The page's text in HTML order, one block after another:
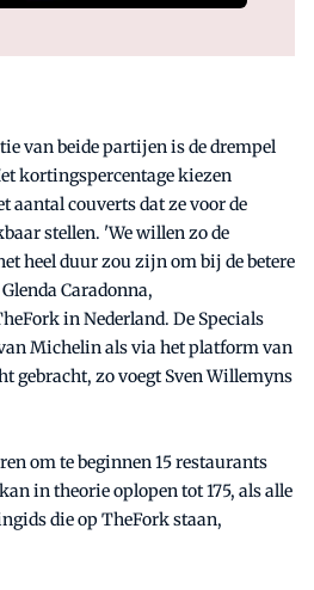
van beide partijen is de drempel
kortingspercentage kiezen
aantal couverts dat ze voor de
stellen. 'We willen zo de
heel duur zou zijn om bij de betere
Caradonna,
in Nederland. De Specials
Michelin als via het platform van
gebracht, zo voegt Sven Willemyns
om te beginnen 15 restaurants
in theorie oplopen tot 175, als alle
die op TheFork staan,